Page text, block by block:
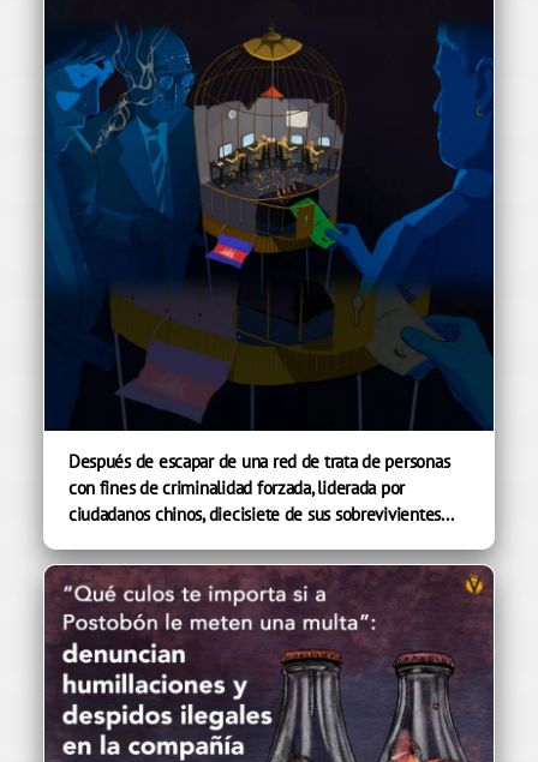
Después de escapar de una red de trata de personas
con fines de criminalidad forzada, liderada por
ciudadanos chinos, diecisiete de sus sobrevivientes...